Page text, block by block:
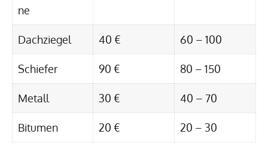
ne
Dachziegel 40 € 60 – 100
Schiefer 90 € 80 – 150
Metall 30 € 40 – 70
Bitumen 20 € 20 – 30